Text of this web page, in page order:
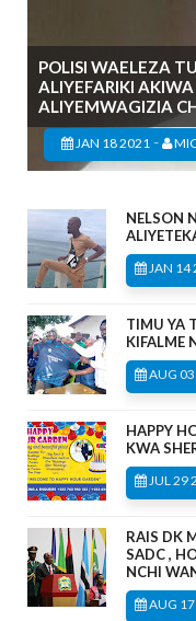
POLISI WAELEZA
ALIYEFARIKI
ALIYEMWAGIZIA
JAN 18 2021 -
NELSON
JAN 14
TIMU YA
KIFALME
AUG
HAPPY
KWA
JUL 29
RAIS DK
SADC ,
NCHI
AUG